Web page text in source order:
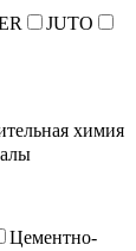
JUTO
химия
Цементно-